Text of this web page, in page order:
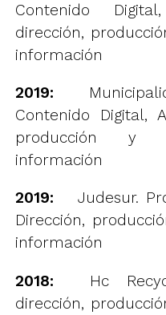
Contenido
dirección,
información
2019:
Contenido Digital,
producción y
información
2019: Judesur.
Dirección,
información
2018:
Hc
dirección,